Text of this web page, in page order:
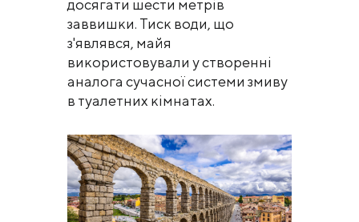
досягати шести метрів
заввишки. Тиск води, що
з'являвся, майя
використовували у створенні
аналога сучасної системи змиву
в туалетних кімнатах.